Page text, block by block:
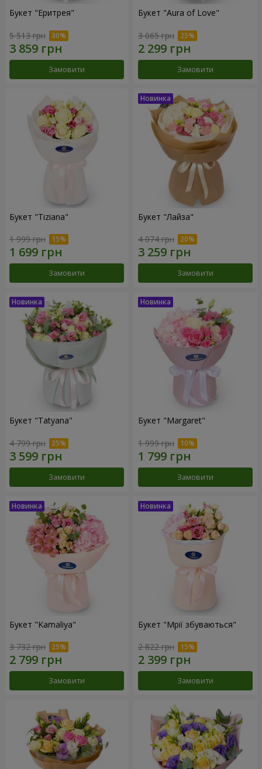
Букет "Еритрея"
5 513 грн
Замовити
Букет "Aura of Love"
3 065 грн
Замовити
Букет "Tiziana"
1 999 грн
Замовити
Букет "Лайза"
4 074 грн
Замовити
Букет "Tatyana"
4 799 грн
Замовити
Букет "Margaret"
1 999 грн
Замовити
Букет "Kamaliya"
3 732 грн
Замовити
Букет "Мрії збуваються"
2 822 грн
Замовити